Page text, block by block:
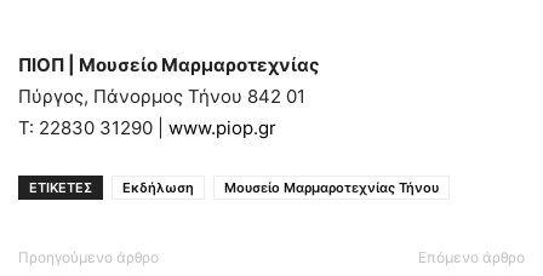
ΠΙΟΠ
Μουσείο Μαρμαροτεχνίας
Πύργος, Πάνορμος Τήνου 842 01
Τ: 22830 31290 | www.piop.gr
ΕΤΙΚΕΤΕΣ Εκδήλωση Μουσείο Μαρμαροτεχνίας Τήνου
Προηγούμενο άρθρο Επόμενο άρθρο